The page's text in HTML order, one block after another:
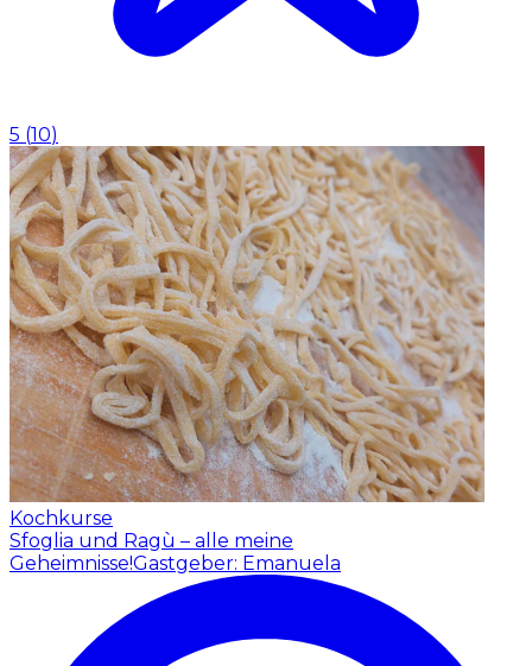
5 (10)
Kochkurse
Sfoglia und Ragù – alle meine
Geheimnisse!Gastgeber: Emanuela